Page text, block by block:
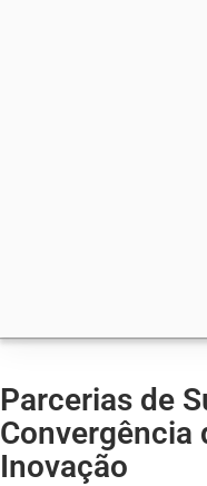
Parcerias de
Convergência
Inovação